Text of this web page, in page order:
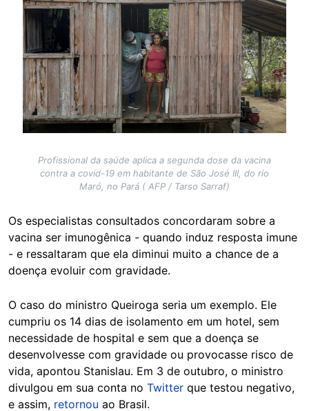
Profissional da saúde aplica a segunda dose da vacina
contra a covid-19 em habitante de São José III, do rio
Maró, no Pará ( AFP / Tarso Sarraf)
Os especialistas consultados concordaram sobre a
vacina ser imunogênica - quando induz resposta imune
- e ressaltaram que ela diminui muito a chance de a
doença evoluir com gravidade.
O caso do ministro Queiroga seria um exemplo. Ele
cumpriu os 14 dias de isolamento em um hotel, sem
necessidade de hospital e sem que a doença se
desenvolvesse com gravidade ou provocasse risco de
vida, apontou Stanislau. Em 3 de outubro, o ministro
divulgou em sua conta no Twitter que testou negativo,
e assim, retornou ao Brasil.